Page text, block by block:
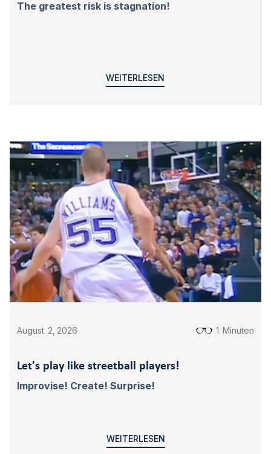
The greatest risk is stagnation!
WEITERLESEN
August 2 2026 1 Minuten
Let's play like streetball players!
Improvise! Create! Surprise!
WEITERLESEN